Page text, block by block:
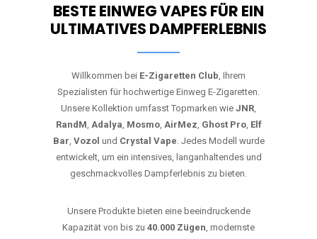
BESTE EINWEG VAPES FÜR EIN
ULTIMATIVES DAMPFERLEBNIS
Willkommen bei E-Zigaretten Club, Ihrem
Spezialisten für hochwertige Einweg E-Zigaretten.
Unsere Kollektion umfasst Topmarken wie JNR,
RandM, Adalya, Mosmo, AirMez, Ghost Pro, Elf
Bar, Vozol und Crystal Vape. Jedes Modell wurde
entwickelt, um ein intensives, langanhaltendes und
geschmackvolles Dampferlebnis zu bieten.
Unsere Produkte bieten eine beeindruckende
Kapazität von bis zu 40.000 Zügen, modernste